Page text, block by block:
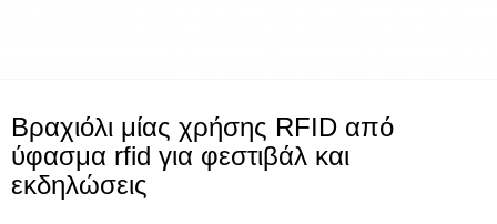
Βραχιόλι μίας χρήσης RFID από
ύφασμα rfid για φεστιβάλ και
εκδηλώσεις